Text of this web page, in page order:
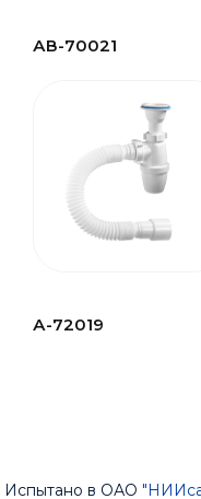
АВ-70021
А-72019
Испытано в ОАО